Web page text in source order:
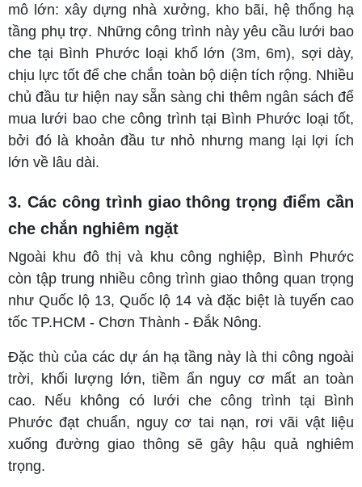
mô lớn: xây dựng nhà xưởng, kho bãi, hệ thống hạ
tầng phụ trợ. Những công trình này yêu cầu lưới bao
che tại Bình Phước loại khổ lớn (3m, 6m), sợi dày,
chịu lực tốt để che chắn toàn bộ diện tích rộng. Nhiều
chủ đầu tư hiện nay sẵn sàng chi thêm ngân sách để
mua lưới bao che công trình tại Bình Phước loại tốt,
bởi đó là khoản đầu tư nhỏ nhưng mang lại lợi ích
lớn về lâu dài.
3. Các công trình giao thông trọng điểm cần
che chắn nghiêm ngặt
Ngoài khu đô thị và khu công nghiệp, Bình Phước
còn tập trung nhiều công trình giao thông quan trọng
như Quốc lộ 13, Quốc lộ 14 và đặc biệt là tuyến cao
tốc TP.HCM - Chơn Thành - Đắk Nông.
Đặc thù của các dự án hạ tầng này là thi công ngoài
trời, khối lượng lớn, tiềm ẩn nguy cơ mất an toàn
cao. Nếu không có lưới che công trình tại Bình
Phước đạt chuẩn, nguy cơ tai nạn, rơi vãi vật liệu
xuống đường giao thông sẽ gây hậu quả nghiêm
trọng.